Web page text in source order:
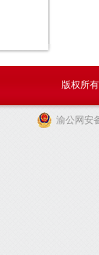
版权所
渝公网安